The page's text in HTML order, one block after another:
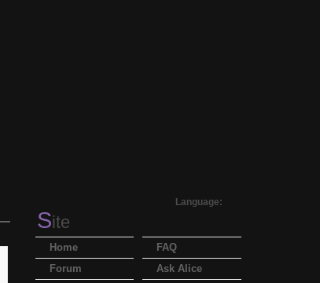
Language:
Site
FAQ
Ask Alice
Home
Forum